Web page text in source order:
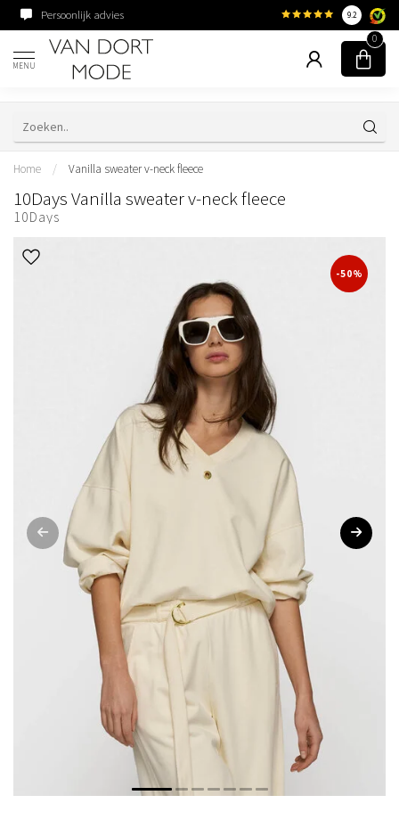
Persoonlijk advies Familiebedrijf sinds
9.2
MENU
0
Home / Vanilla sweater v-neck fleece
10Days Vanilla sweater v-neck fleece
10Days
-50%